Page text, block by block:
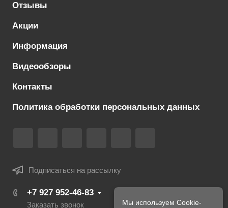
Отзывы
Акции
Информация
Видеообзоры
Контакты
Политика обработки персональных данных
Подписаться на рассылку
+7 927 952-46-83
Заказать звонок Мы используем Cookie-